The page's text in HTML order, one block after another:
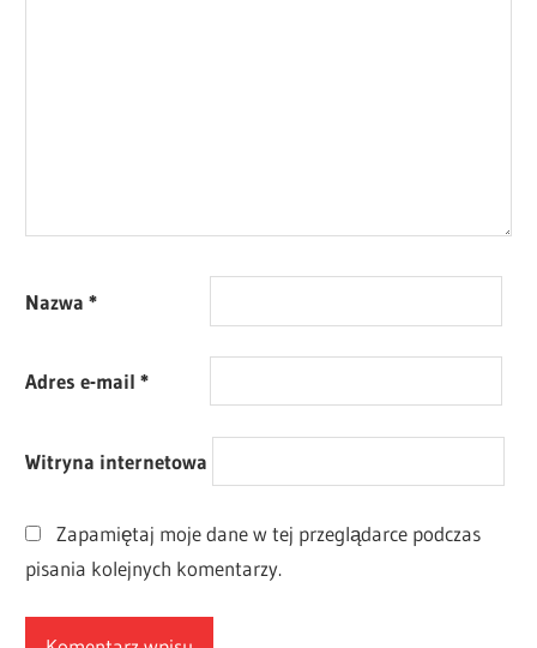
Nazwa*
Adres e-mail*
Witryna internetowa
Zapamiętaj moje dane w tej przeglądarce podczas
pisania kolejnych komentarzy.